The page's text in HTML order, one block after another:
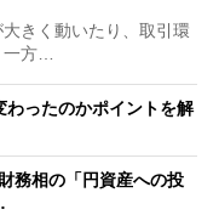
きく動いたり、取引環
一方…
ったのかポイントを解
務相の「円資産への投